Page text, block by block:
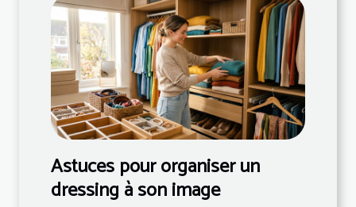
Astuces pour organiser un
dressing à son image